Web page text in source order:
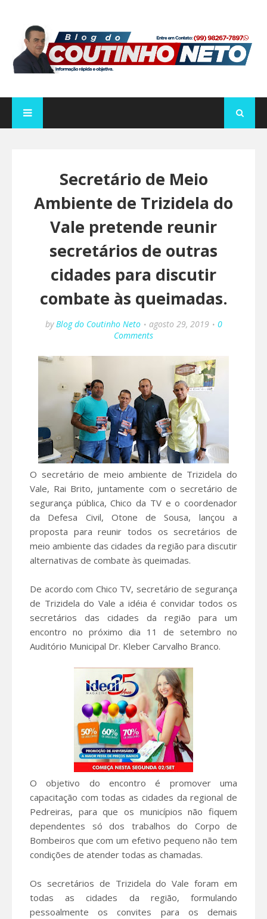
Secretário de Meio
Ambiente de Trizidela do
Vale pretende reunir
secretários de outras
cidades para discutir
combate às queimadas.
by Blog do Coutinho Neto agosto 29, 2019
0
Comments
O secretário de meio ambiente de Trizidela do
Vale, Rai Brito, juntamente com o secretário de
segurança pública, Chico da TV e o coordenador
da Defesa Civil, Otone de Sousa, lançou a
proposta para reunir todos os secretários de
meio ambiente das cidades da região para discutir
alternativas de combate às queimadas.
De acordo com Chico TV, secretário de segurança
de Trizidela do Vale a idéia é convidar todos os
secretários das cidades da região para um
encontro no próximo dia 11 de setembro no
Auditório Municipal Dr. Kleber Carvalho Branco.
O objetivo do encontro é promover uma
capacitação com todas as cidades da regional de
Pedreiras, para que os municípios não fiquem
dependentes só dos trabalhos do Corpo de
Bombeiros que com um efetivo pequeno não tem
condições de atender todas as chamadas.
Os secretários de Trizidela do Vale foram em
todas as cidades da região, formulando
pessoalmente os convites para os demais